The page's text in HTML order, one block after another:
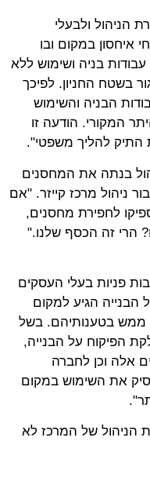
הניהול ולבעלי
איחסון במקום ובו
בניה ושימוש ללא
בשטח החניון. לפיכך
הבניה והשימוש
המקורי. הודעה זו
התיק להליך משפטי".
בנתה את המחסנים
ניהול מרכז קייזר. "אם
לחפירת מחסנים,
הרי זה הכסף שלנו."
פניות בעלי העסקים
הגיע למקום
ממש בטענותיהם. בשל
הפיקוח על הבנייה,
אלה וכן לחברה
את השימוש במקום
של המרכז לא